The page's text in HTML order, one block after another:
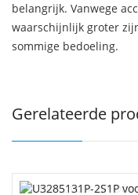
belangrijk. Vanwege
waarschijnlijk groter
sommige bedoeling.
Gerelateerde